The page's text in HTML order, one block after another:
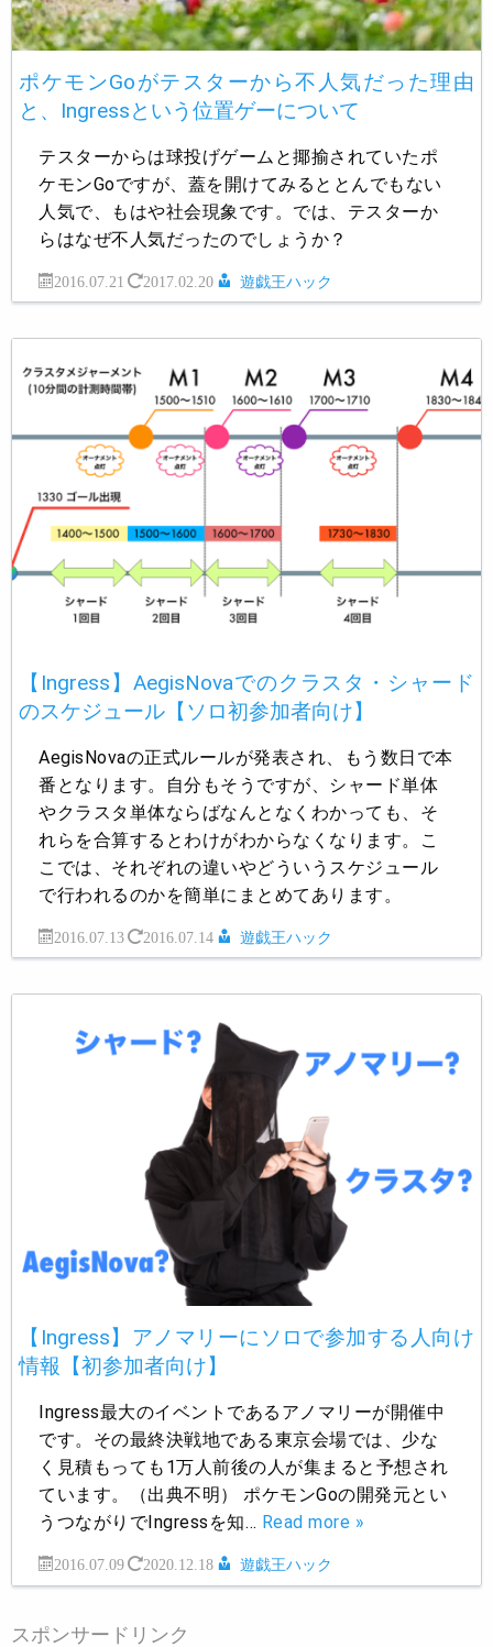
ポケモンGoがテスターから不人気だった理由
と、Ingressという位置ゲーについて
テスターからは球投げゲームと揶揄されていたポ
ケモンGoですが、蓋を開けてみるととんでもない
人気で、もはや社会現象です。では、テスターか
らはなぜ不人気だったのでしょうか？
2016.07.21 2017.02.20 遊戯王ハック
【Ingress】AegisNovaでのクラスタ・シャード
のスケジュール【ソロ初参加者向け】
AegisNovaの正式ルールが発表され、もう数日で本
番となります。自分もそうですが、シャード単体
やクラスタ単体ならばなんとなくわかっても、そ
れらを合算するとわけがわからなくなります。こ
こでは、それぞれの違いやどういうスケジュール
で行われるのかを簡単にまとめてあります。
2016.07.13 2016.07.14 遊戯王ハック
【Ingress】アノマリーにソロで参加する人向け
情報【初参加者向け】
Ingress最大のイベントであるアノマリーが開催中
です。その最終決戦地である東京会場では、少な
く見積もっても1万人前後の人が集まると予想され
ています。（出典不明） ポケモンGoの開発元とい
うつながりでIngressを知… Read more »
2016.07.09 2020.12.18 遊戯王ハック
スポンサードリンク